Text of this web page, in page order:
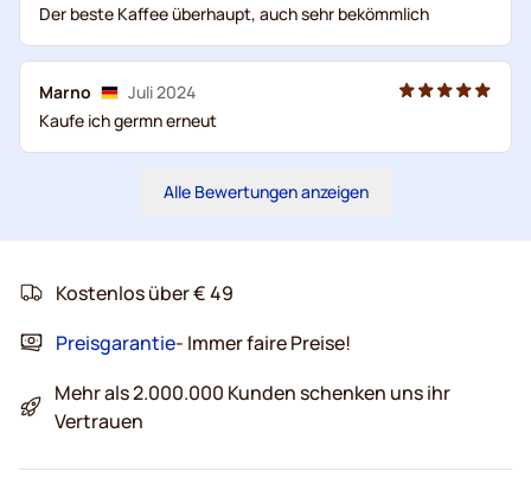
Der beste Kaffee überhaupt, auch sehr bekömmlich
Marno
Juli 2024
Kaufe ich germn erneut
Alle Bewertungen anzeigen
Kostenlos über € 49
Preisgarantie- Immer faire Preise!
Mehr als 2.000.000 Kunden schenken uns ihr
Vertrauen